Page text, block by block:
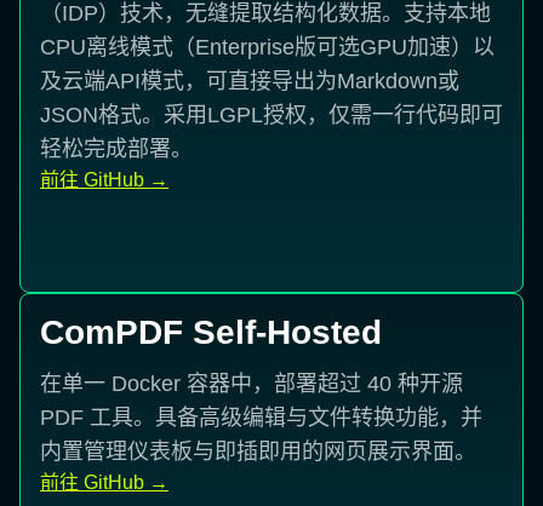
（IDP）技术，无缝提取结构化数据。支持本地
CPU离线模式（Enterprise版可选GPU加速）以
及云端API模式，可直接导出为Markdown或
JSON格式。采用LGPL授权，仅需一行代码即可
轻松完成部署。
前往 GitHub →
ComPDF Self-Hosted
在单一 Docker 容器中，部署超过 40 种开源
PDF 工具。具备高级编辑与文件转换功能，并
内置管理仪表板与即插即用的网页展示界面。
前往 GitHub →